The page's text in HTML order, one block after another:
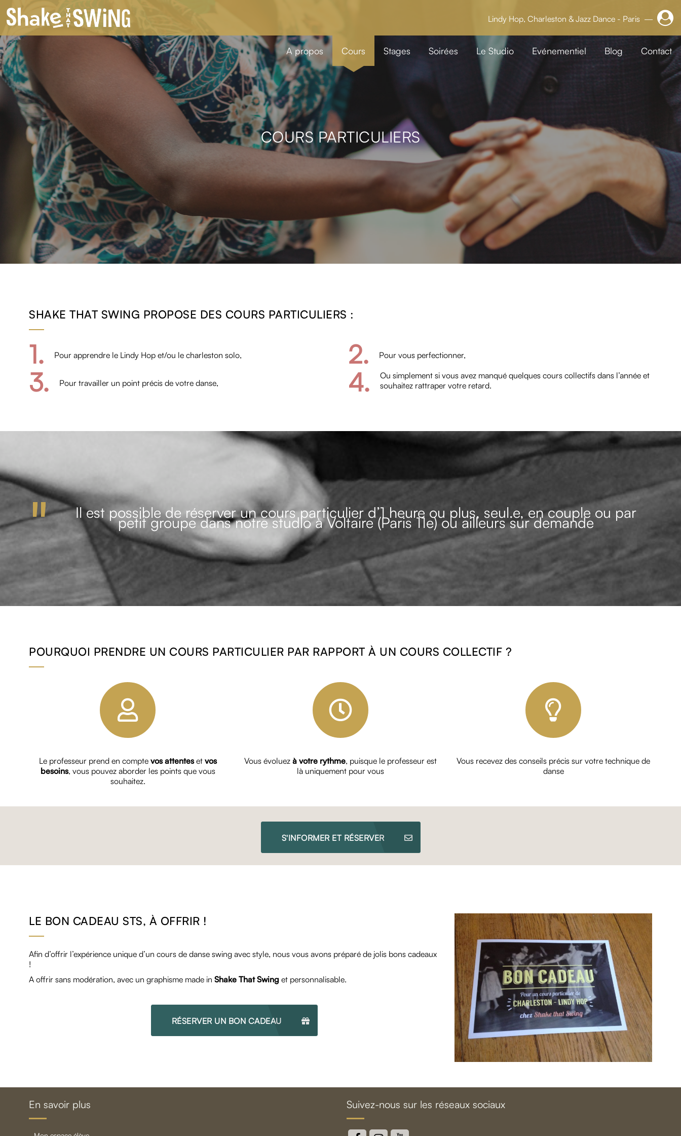
Lindy Hop, Charleston & Jazz Dance - Paris —
A propos Cours Stages Soirées Le Studio Evénementiel Blog Contact
COURS PARTICULIERS
SHAKE THAT SWING PROPOSE DES COURS PARTICULIERS :
1. Pour apprendre le Lindy Hop et/ou le charleston solo, 2. Pour vous perfectionner,
3. Pour travailler un point précis de votre danse, 4.
Ou simplement si vous avez manqué quelques cours collectifs dans l’année et
souhaitez rattraper votre retard.
Il est possible de réserver un cours particulier d’1 heure ou plus, seul.e, en couple ou par
petit groupe dans notre studio à Voltaire (Paris 11e) ou ailleurs sur demande
POURQUOI PRENDRE UN COURS PARTICULIER PAR RAPPORT À UN COURS COLLECTIF ?
Le professeur prend en compte vos attenteset vos
besoins, vous pouvez aborder les points que vous
souhaitez.
Vous évoluez à votre rythme, puisque le professeur est
là uniquement pour vous
Vous recevez des conseils précis sur votre technique de
danse
S'INFORMER ET RÉSERVER
LE BON CADEAU STS, À OFFRIR !
Afin d’offrir l’expérience unique d’un cours de danse swing avec style, nous vous avons préparé de jolis bons cadeaux
!
A offrir sans modération, avec un graphisme made in Shake That Swing et personnalisable.
RÉSERVER UN BON CADEAU
En savoir plus Suivez-nous sur les réseaux sociaux